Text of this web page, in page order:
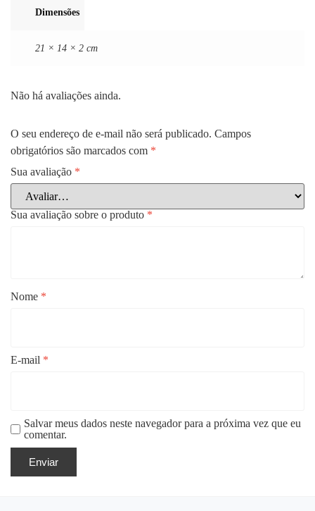
Dimensões
21 × 14 × 2 cm
Não há avaliações ainda.
O seu endereço de e-mail não será publicado. Campos
obrigatórios são marcados com *
Sua avaliação *
Sua avaliação sobre o produto *
Nome *
E-mail *
Salvar meus dados neste navegador para a próxima vez que eu
comentar.